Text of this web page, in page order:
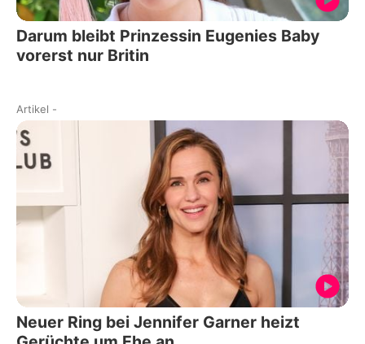
Darum bleibt Prinzessin Eugenies Baby
vorerst nur Britin
Artikel -
Neuer Ring bei Jennifer Garner heizt